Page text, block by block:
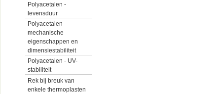
Polyacetalen -
levensduur
Polyacetalen -
mechanische
eigenschappen en
dimensiestabiliteit
Polyacetalen - UV-
stabiliteit
Rek bij breuk van
enkele thermoplasten